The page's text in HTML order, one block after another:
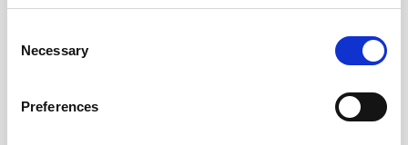
Selection
Necessary
Preferences
Stabilo 68 6-pack Stabilo 68 20-pack Soft